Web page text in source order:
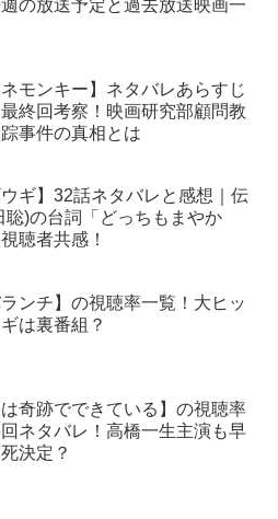
の放送予定と過去放送映画一
ネモンキー】ネタバレあらすじ
終回考察！映画研究部顧問教
事件の真相とは
ウギ】32話ネタバレと感想｜伝
聡)の台詞「どっちもまやか
聴者共感！
ランチ】の視聴率一覧！大ヒッ
ギは裏番組？
は奇跡でできている】の視聴率
ネタバレ！高橋一生主演も早
決定？